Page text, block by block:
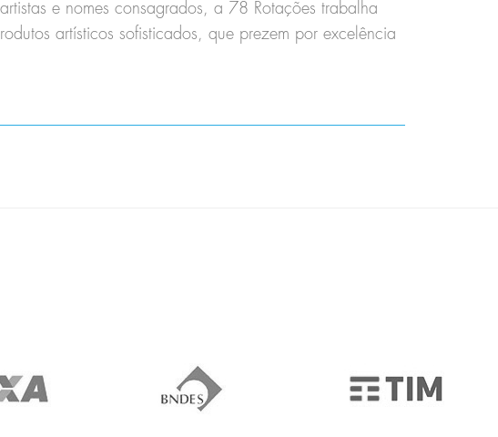
e nomes consagrados, a 78 Rotações trabalha
artísticos sofisticados, que prezem por excelência